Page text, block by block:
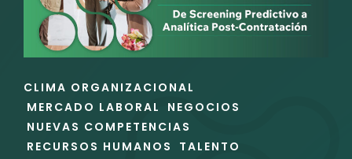
ENLACES
DE
LAS
CATEGORÍAS
CLIMA ORGANIZACIONAL
MERCADO LABORAL
NEGOCIOS
NUEVAS COMPETENCIAS
RECURSOS HUMANOS
TALENTO